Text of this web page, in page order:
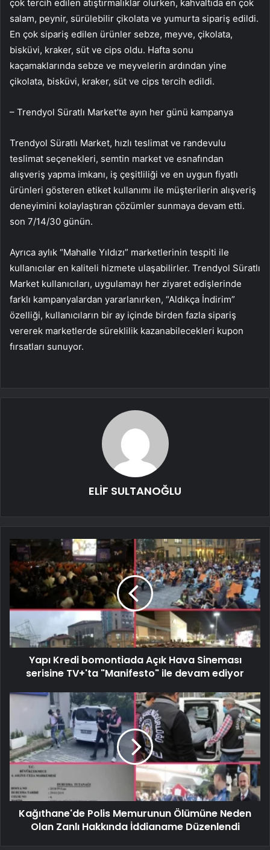
çok tercih edilen atıştırmalıklar olurken, kahvaltıda en çok
salam, peynir, sürülebilir çikolata ve yumurta sipariş edildi.
En çok sipariş edilen ürünler sebze, meyve, çikolata,
bisküvi, kraker, süt ve cips oldu. Hafta sonu
kaçamaklarında sebze ve meyvelerin ardından yine
çikolata, bisküvi, kraker, süt ve cips tercih edildi.
– Trendyol Süratlı Market’te ayın her günü kampanya
Trendyol Süratlı Market, hızlı teslimat ve randevulu
teslimat seçenekleri, semtin market ve esnafından
alışveriş yapma imkanı, iş çeşitliliği ve en uygun fiyatlı
ürünleri gösteren etiket kullanımı ile müşterilerin alışveriş
deneyimini kolaylaştıran çözümler sunmaya devam etti.
son 7/14/30 günün.
Ayrıca aylık “Mahalle Yıldızı” marketlerinin tespiti ile
kullanıcılar en kaliteli hizmete ulaşabilirler. Trendyol Süratlı
Market kullanıcıları, uygulamayı her ziyaret edişlerinde
farklı kampanyalardan yararlanırken, “Aldıkça İndirim”
özelliği, kullanıcıların bir ay içinde birden fazla sipariş
vererek marketlerde süreklilik kazanabilecekleri kupon
fırsatları sunuyor.
ELİF SULTANOĞLU
Yapı Kredi bomontiada Açık Hava Sineması
serisine TV+'ta "Manifesto" ile devam ediyor
Kağıthane'de Polis Memurunun Ölümüne Neden
Olan Zanlı Hakkında İddianame Düzenlendi